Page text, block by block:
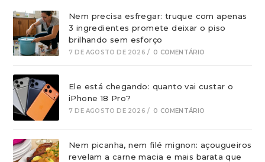
Nem precisa esfregar: truque com apenas
3 ingredientes promete deixar o piso
brilhando sem esforço
7 DE AGOSTO DE 2026 / 0 COMENTÁRIO
Ele está chegando: quanto vai custar o
iPhone 18 Pro?
7 DE AGOSTO DE 2026 / 0 COMENTÁRIO
Nem picanha, nem filé mignon: açougueiros
revelam a carne macia e mais barata que